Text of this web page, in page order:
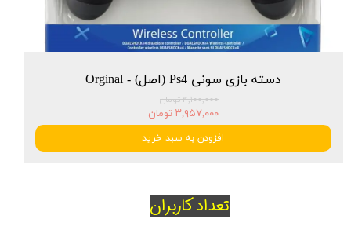
دسته بازی سونی Ps4 (اصل) - Orginal
۴,۱۰۰,۰۰۰ تومان
۳,۹۵۷,۰۰۰ تومان
افزودن به سبد خرید
تعداد کاربران